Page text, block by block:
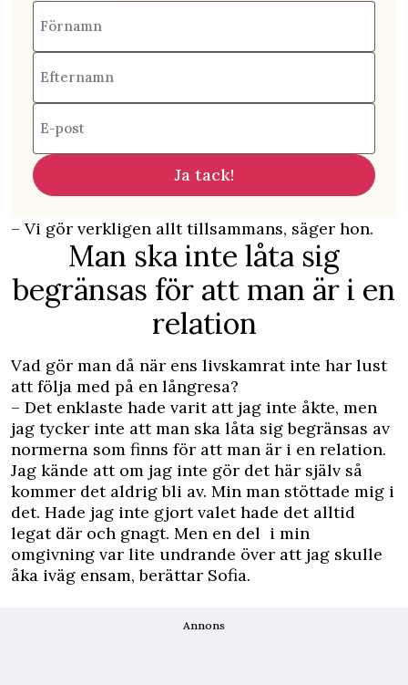
Förnamn
Efternamn
E-post
Ja tack!
– Vi gör verkligen allt tillsammans, säger hon.
Man ska inte låta sig
begränsas för att man är i en
relation
Vad gör man då när ens livskamrat inte har lust
att följa med på en långresa?
– Det enklaste hade varit att jag inte åkte, men
jag tycker inte att man ska låta sig begränsas av
normerna som finns för att man är i en relation.
Jag kände att om jag inte gör det här själv så
kommer det aldrig bli av. Min man stöttade mig i
det. Hade jag inte gjort valet hade det alltid
legat där och gnagt. Men en del i min
omgivning var lite undrande över att jag skulle
åka iväg ensam, berättar Sofia.
Annons